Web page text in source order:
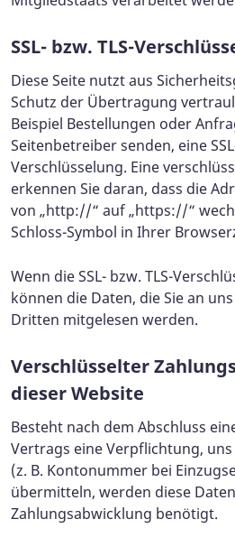
SSL- bzw. TLS-
Diese Seite nutzt aus
Schutz der Übertragung
Beispiel Bestellungen oder
Seitenbetreiber senden, eine
Verschlüsselung. Eine
erkennen Sie daran, dass die
von „http://“ auf „https://“
Schloss-Symbol in Ihrer
Wenn die SSL- bzw. TLS-
können die Daten, die Sie an
Dritten mitgelesen werden.
Verschlüsselter
dieser Website
Besteht nach dem Abschluss
Vertrags eine Verpflichtung,
(z. B. Kontonummer bei
übermitteln, werden diese
Zahlungsabwicklung benötigt.